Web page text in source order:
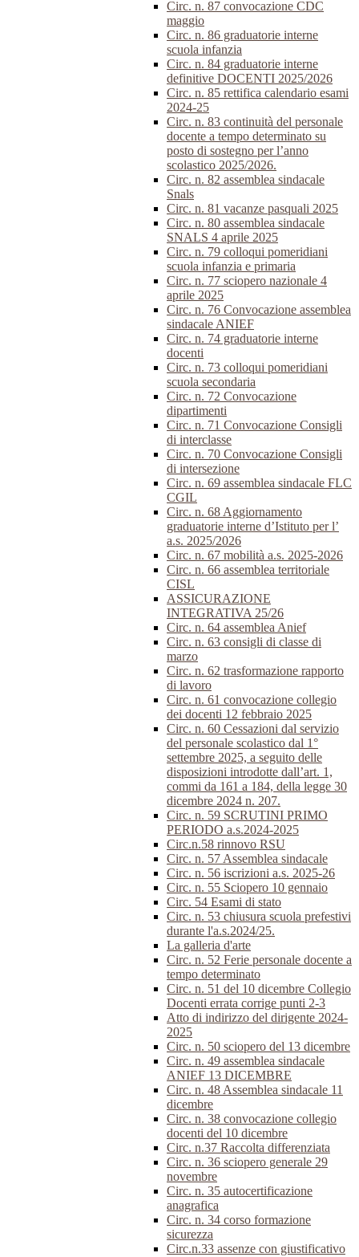
Circ. n. 87 convocazione CDC
maggio
Circ. n. 86 graduatorie interne
scuola infanzia
Circ. n. 84 graduatorie interne
definitive DOCENTI 2025/2026
Circ. n. 85 rettifica calendario esami
2024-25
Circ. n. 83 continuità del personale
docente a tempo determinato su
posto di sostegno per l’anno
scolastico 2025/2026.
Circ. n. 82 assemblea sindacale
Snals
Circ. n. 81 vacanze pasquali 2025
Circ. n. 80 assemblea sindacale
SNALS 4 aprile 2025
Circ. n. 79 colloqui pomeridiani
scuola infanzia e primaria
Circ. n. 77 sciopero nazionale 4
aprile 2025
Circ. n. 76 Convocazione assemblea
sindacale ANIEF
Circ. n. 74 graduatorie interne
docenti
Circ. n. 73 colloqui pomeridiani
scuola secondaria
Circ. n. 72 Convocazione
dipartimenti
Circ. n. 71 Convocazione Consigli
di interclasse
Circ. n. 70 Convocazione Consigli
di intersezione
Circ. n. 69 assemblea sindacale FLC
CGIL
Circ. n. 68 Aggiornamento
graduatorie interne d’Istituto per l’
a.s. 2025/2026
Circ. n. 67 mobilità a.s. 2025-2026
Circ. n. 66 assemblea territoriale
CISL
ASSICURAZIONE
INTEGRATIVA 25/26
Circ. n. 64 assemblea Anief
Circ. n. 63 consigli di classe di
marzo
Circ. n. 62 trasformazione rapporto
di lavoro
Circ. n. 61 convocazione collegio
dei docenti 12 febbraio 2025
Circ. n. 60 Cessazioni dal servizio
del personale scolastico dal 1°
settembre 2025, a seguito delle
disposizioni introdotte dall’art. 1,
commi da 161 a 184, della legge 30
dicembre 2024 n. 207.
Circ. n. 59 SCRUTINI PRIMO
PERIODO a.s.2024-2025
Circ.n.58 rinnovo RSU
Circ. n. 57 Assemblea sindacale
Circ. n. 56 iscrizioni a.s. 2025-26
Circ. n. 55 Sciopero 10 gennaio
Circ. 54 Esami di stato
Circ. n. 53 chiusura scuola prefestivi
durante l'a.s.2024/25.
La galleria d'arte
Circ. n. 52 Ferie personale docente a
tempo determinato
Circ. n. 51 del 10 dicembre Collegio
Docenti errata corrige punti 2-3
Atto di indirizzo del dirigente 2024-
2025
Circ. n. 50 sciopero del 13 dicembre
Circ. n. 49 assemblea sindacale
ANIEF 13 DICEMBRE
Circ. n. 48 Assemblea sindacale 11
dicembre
Circ. n. 38 convocazione collegio
docenti del 10 dicembre
Circ. n.37 Raccolta differenziata
Circ. n. 36 sciopero generale 29
novembre
Circ. n. 35 autocertificazione
anagrafica
Circ. n. 34 corso formazione
sicurezza
Circ.n.33 assenze con giustificativo